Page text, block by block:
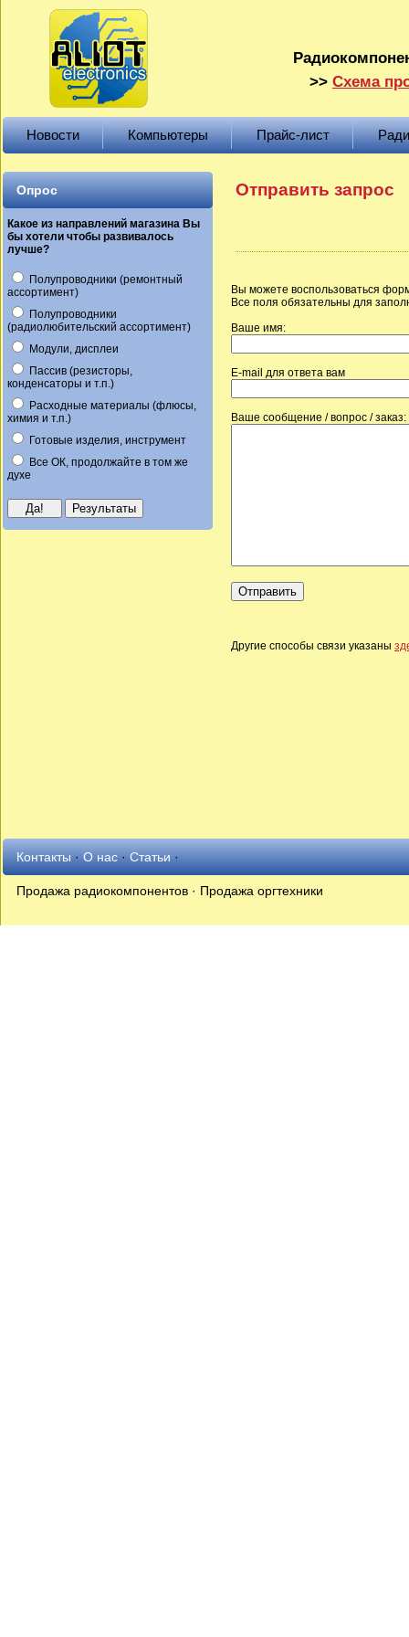
>> Схема
Новости Компьютеры Прайс-лист
Опрос
Какое из направлений магазина Вы
бы хотели чтобы развивалось
лучше?
Полупроводники (ремонтный
ассортимент)
Полупроводники
(радиолюбительский ассортимент)
Модули, дисплеи
Пассив (резисторы,
конденсаторы и т.п.)
Расходные материалы (флюсы,
химия и т.п.)
Готовые изделия, инструмент
Все ОК, продолжайте в том же
духе
Отправить запрос
Вы можете воспользоваться
Все поля обязательны для
Ваше имя:
E-mail для ответа вам
Ваше сообщение / вопрос / заказ:
Другие способы связи указаны
Контакты·О нас·Статьи·
Продажа радиокомпонентов · Продажа оргтехники